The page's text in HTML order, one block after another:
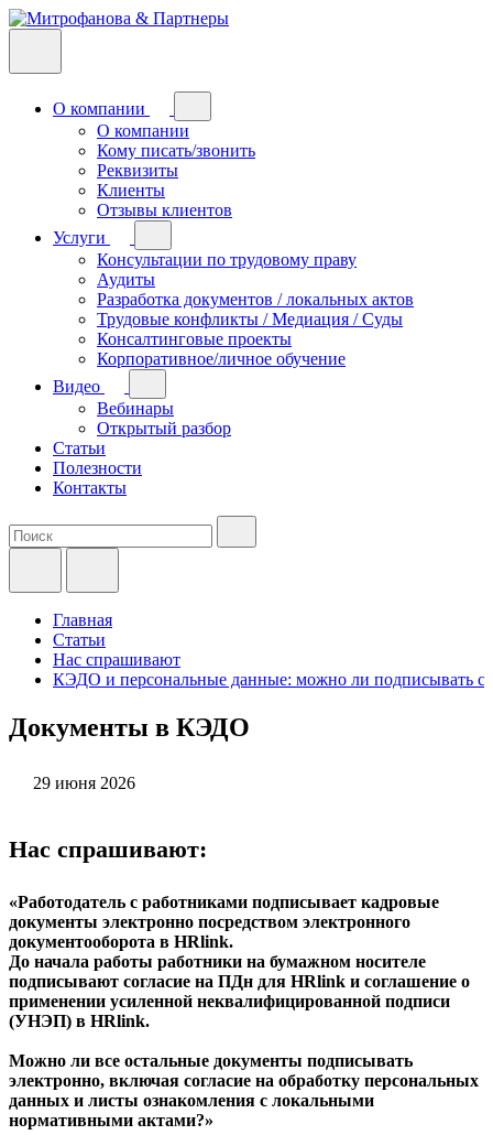
О компании
О компании
Кому писать/звонить
Реквизиты
Клиенты
Отзывы клиентов
Услуги
Консультации по трудовому праву
Аудиты
Разработка документов / локальных актов
Трудовые конфликты / Медиация / Суды
Консалтинговые проекты
Корпоративное/личное обучение
Видео
Вебинары
Открытый разбор
Статьи
Полезности
Контакты
Главная
Статьи
Нас спрашивают
КЭДО и персональные данные: можно ли подписывать
Документы в КЭДО
29 июня 2026
Нас спрашивают:
«Работодатель с работниками подписывает кадровые
документы электронно посредством электронного
документооборота в HRlink.
До начала работы работники на бумажном носителе
подписывают согласие на ПДн для HRlink и соглашение о
применении усиленной неквалифицированной подписи
(УНЭП) в HRlink.
Можно ли все остальные документы подписывать
электронно, включая согласие на обработку персональных
данных и листы ознакомления с локальными
нормативными актами?»